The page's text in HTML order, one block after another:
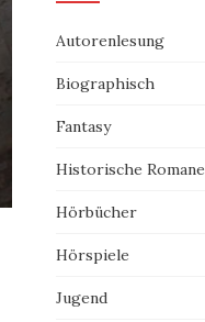
Autorenlesung
Biographisch
Fantasy
Historische Romane
Hörbücher
Hörspiele
Jugend